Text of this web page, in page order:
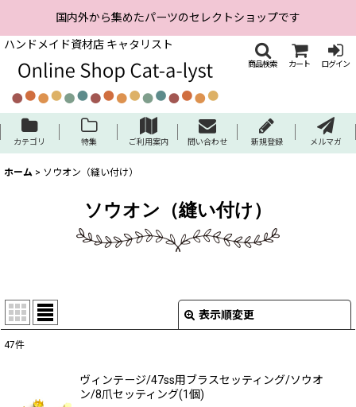
国内外から集めたパーツのセレクトショップです
ハンドメイド資材店 キャタリスト
商品検索 カート ログイン
カテゴリ 特集 ご利用案内 問い合わせ 新規登録 メルマガ
ホーム > ソウオン（縫い付け）
ソウオン（縫い付け）
表示順変更
在庫あり
47件
ヴィンテージ/47ss用ブラスセッティング/ソウオ
ン/8爪セッティング(1個)